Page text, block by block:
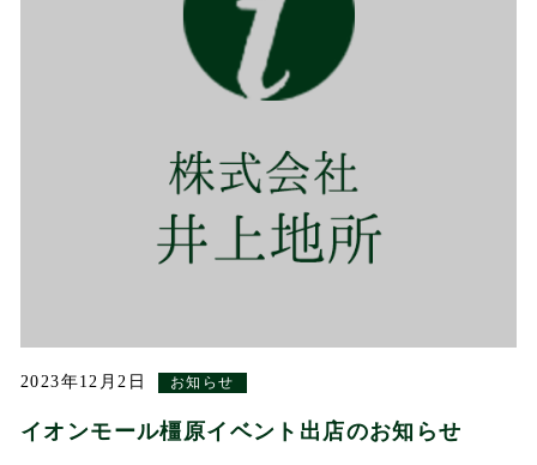
2023年12月2日 お知らせ
イオンモール橿原イベント出店のお知らせ